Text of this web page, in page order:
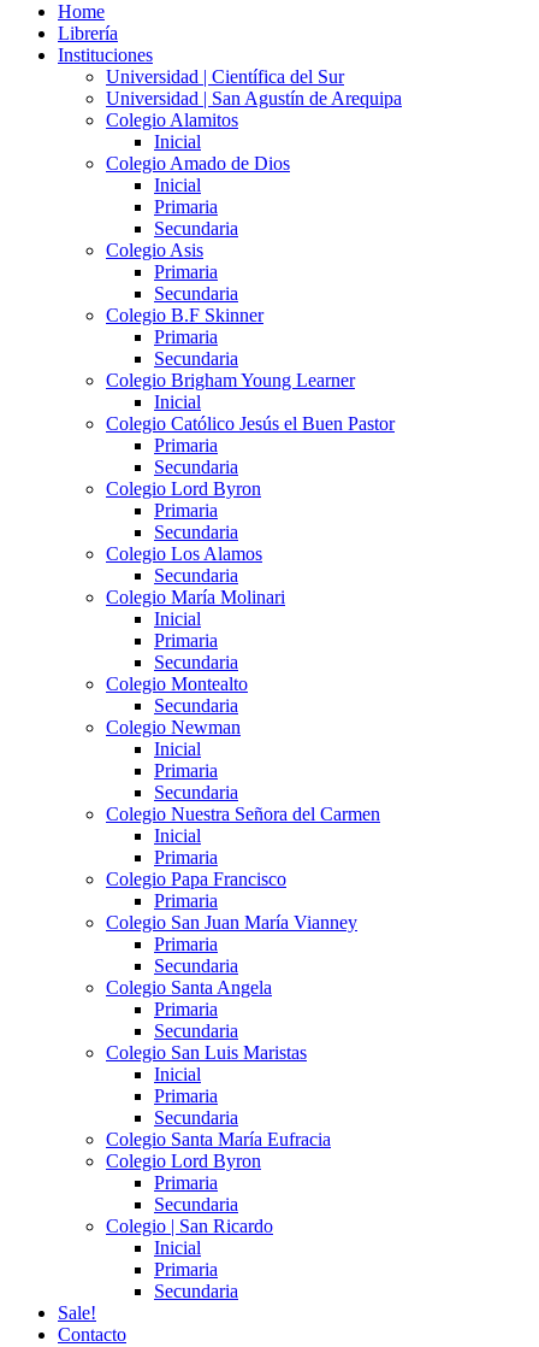
Home
Librería
Instituciones
Universidad | Científica del Sur
Universidad | San Agustín de Arequipa
Colegio Alamitos
Inicial
Colegio Amado de Dios
Inicial
Primaria
Secundaria
Colegio Asis
Primaria
Secundaria
Colegio B.F Skinner
Primaria
Secundaria
Colegio Brigham Young Learner
Inicial
Colegio Católico Jesús el Buen Pastor
Primaria
Secundaria
Colegio Lord Byron
Primaria
Secundaria
Colegio Los Alamos
Secundaria
Colegio María Molinari
Inicial
Primaria
Secundaria
Colegio Montealto
Secundaria
Colegio Newman
Inicial
Primaria
Secundaria
Colegio Nuestra Señora del Carmen
Inicial
Primaria
Colegio Papa Francisco
Primaria
Colegio San Juan María Vianney
Primaria
Secundaria
Colegio Santa Angela
Primaria
Secundaria
Colegio San Luis Maristas
Inicial
Primaria
Secundaria
Colegio Santa María Eufracia
Colegio Lord Byron
Primaria
Secundaria
Colegio | San Ricardo
Inicial
Primaria
Secundaria
Sale!
Contacto